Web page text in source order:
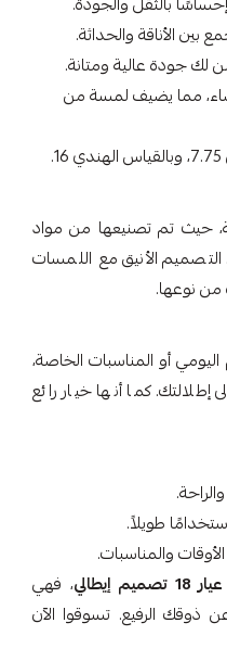
بين الأناقة والحداثة.
مما يضيف لمسة من
حيث تم تصنيعها من مواد
التصميم الأنيق مع اللمسات
من نوعها.
أو المناسبات الخاصة،
كما أنها خيار رائع
طويلاً.
والمناسبات.
إيطالي
، فهي
الرفيع. تسوقوا الآن